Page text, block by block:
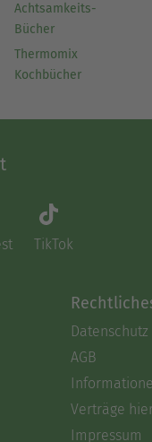
Achtsamkeits-
Bücher
Thermomix
Kochbücher
TikTok
Datenschutz
AGB
Verträge
Impressum